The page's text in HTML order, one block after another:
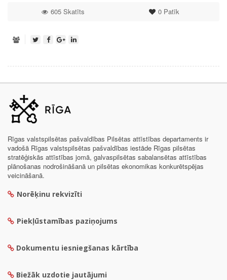
0Patīk
605 Skatīts
Rīgas valstspilsētas pašvaldības Pilsētas attīstības departaments ir
vadošā Rīgas valstspilsētas pašvaldības iestāde Rīgas pilsētas
stratēģiskās attīstības jomā, galvaspilsētas sabalansētas attīstības
plānošanas nodrošināšanā un pilsētas ekonomikas konkurētspējas
veicināšanā.
Norēķinu rekvizīti
Piekļūstamības paziņojums
Dokumentu iesniegšanas kārtība
Biežāk uzdotie jautājumi